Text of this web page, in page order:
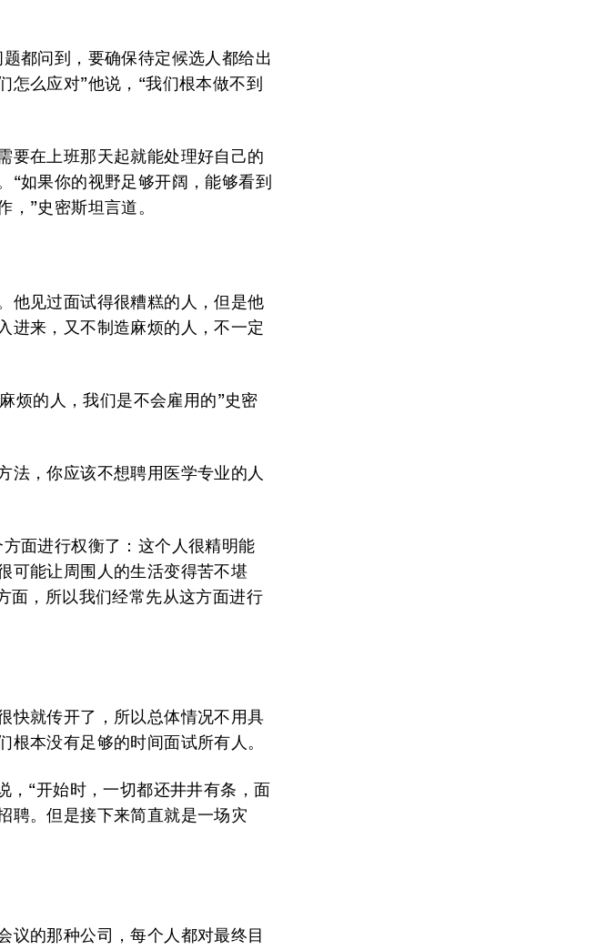
都问到，要确保待定候选人都给出
怎么应对”他说，“我们根本做不到
要在上班那天起就能处理好自己的
“如果你的视野足够开阔，能够看到
”史密斯坦言道。
他见过面试得很糟糕的人，但是他
进来，又不制造麻烦的人，不一定
烦的人，我们是不会雇用的”史密
法，你应该不想聘用医学专业的人
面进行权衡了：这个人很精明能
可能让周围人的生活变得苦不堪
面，所以我们经常先从这方面进行
快就传开了，所以总体情况不用具
本没有足够的时间面试所有人。
，“开始时，一切都还井井有条，面
聘。但是接下来简直就是一场灾
议的那种公司，每个人都对最终目